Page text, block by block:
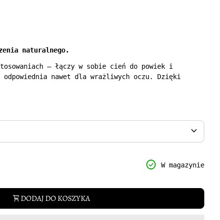
naturalnego.
– łączy w sobie cień do powiek i
nawet dla wrażliwych oczu. Dzięki
pielęgnuje skórę. Długotrwała, kremowa formuła
odcieniach.
expand_more
for for check_circle W magazynie
shopping_cart DODAJ DO KOSZYKA